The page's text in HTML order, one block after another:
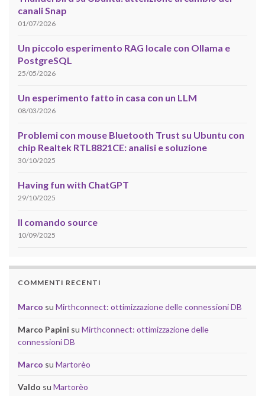
canali Snap
01/07/2026
Un piccolo esperimento RAG locale con Ollama e
PostgreSQL
25/05/2026
Un esperimento fatto in casa con un LLM
08/03/2026
Problemi con mouse Bluetooth Trust su Ubuntu con
chip Realtek RTL8821CE: analisi e soluzione
30/10/2025
Having fun with ChatGPT
29/10/2025
Il comando source
10/09/2025
COMMENTI RECENTI
Marco su Mirthconnect: ottimizzazione delle connessioni DB
Marco Papini su Mirthconnect: ottimizzazione delle
connessioni DB
Marco su Martorèo
Valdo su Martorèo